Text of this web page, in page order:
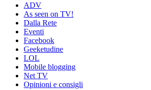
ADV
As seen on TV!
Dalla Rete
Eventi
Facebook
Geeketudine
LOL
Mobile blogging
Net TV
Opinioni e consigli